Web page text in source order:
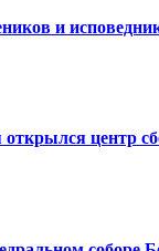
и
центр